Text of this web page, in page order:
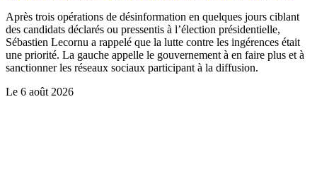
Après trois opérations de désinformation en quelques jours ciblant
des candidats déclarés ou pressentis à l’élection présidentielle,
Sébastien Lecornu a rappelé que la lutte contre les ingérences était
une priorité. La gauche appelle le gouvernement à en faire plus et à
sanctionner les réseaux sociaux participant à la diffusion.
Le 6 août 2026